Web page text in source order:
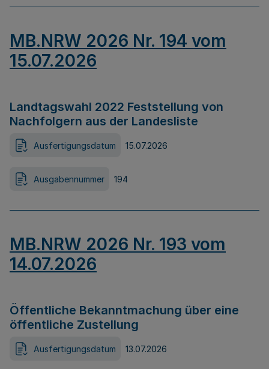
MB.NRW 2026 Nr. 194 vom
15.07.2026
Landtagswahl 2022 Feststellung von
Nachfolgern aus der Landesliste
Ausfertigungsdatum 15.07.2026
Ausgabennummer 194
MB.NRW 2026 Nr. 193 vom
14.07.2026
Öffentliche Bekanntmachung über eine
öffentliche Zustellung
Ausfertigungsdatum 13.07.2026